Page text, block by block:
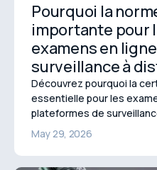
Pourquoi la
importante pour
examens en
surveillance à
Découvrez pourquoi la
essentielle pour les
plateformes de
comment Quilgo protège
assure la confidentialité
en ligne sécurisées.
May 29, 2026